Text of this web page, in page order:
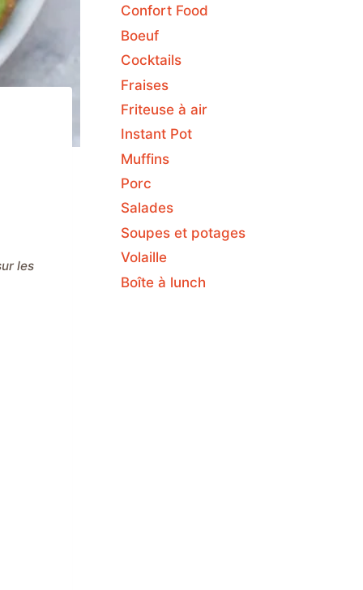
Confort Food
Boeuf
Cocktails
Fraises
Friteuse à air
Instant Pot
Muffins
Porc
Salades
Soupes et potages
Volaille
Boîte à lunch